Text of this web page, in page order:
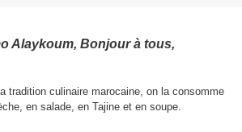
Alaykoum, Bonjour à tous,
tradition culinaire marocaine, on la consomme
en salade, en Tajine et en soupe.